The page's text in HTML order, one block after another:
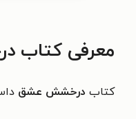
معرفی کتاب
کتاب درخشش عشق